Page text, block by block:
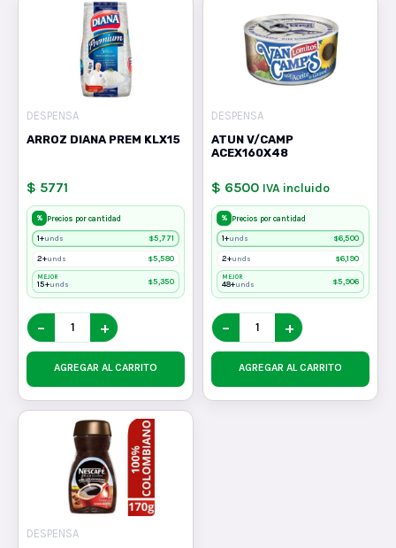
DESPENSA
ARROZ DIANA PREM KLX15
$ 5771
% Precios por cantidad
1+unds $5,771
2+unds $5,580
MEJOR
15+unds $5,350
− +
AGREGAR AL CARRITO
DESPENSA
ATUN V/CAMP
ACEX160X48
$ 6500 IVA incluido
% Precios por cantidad
1+unds $6,500
2+unds $6,190
MEJOR
48+unds $5,906
− +
AGREGAR AL CARRITO
DESPENSA